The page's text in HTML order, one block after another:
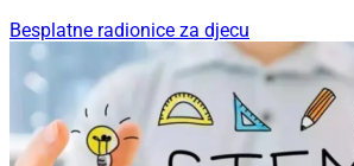
Besplatne radionice za djecu